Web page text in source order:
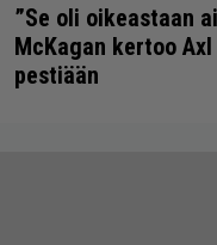
”Se oli oikeastaan
McKagan kertoo
pestiään